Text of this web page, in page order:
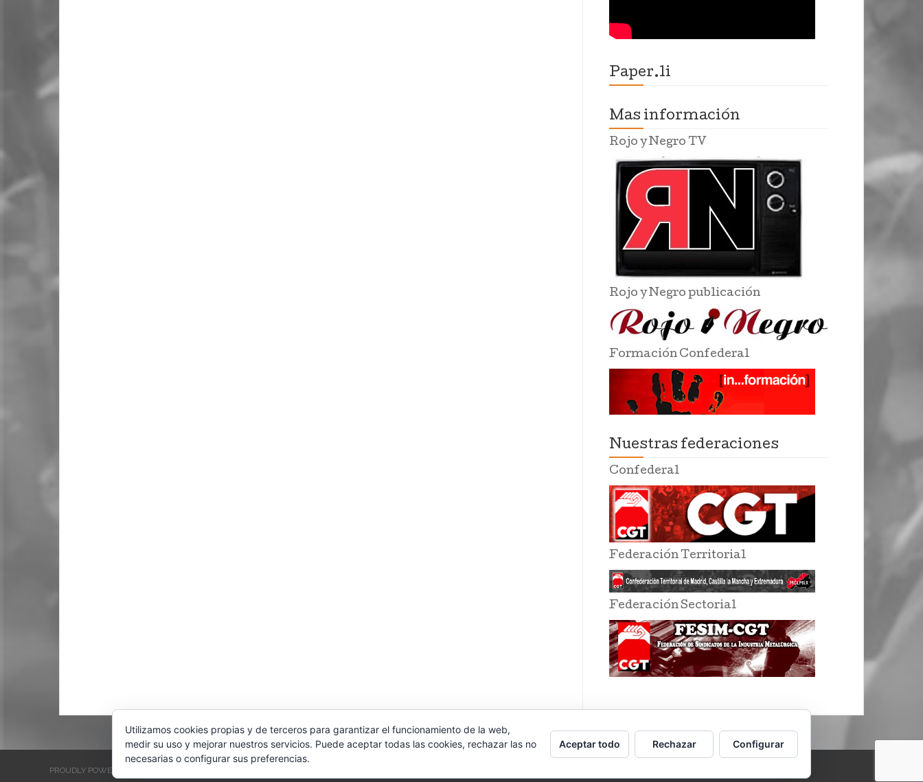
Paper.li
Mas información
Rojo y Negro TV
Rojo y Negro publicación
Formación Confederal
Nuestras federaciones
Confederal
Federación Territorial
Federación Sectorial
PROUDLY POWERED BY WORDPRESS
Utilizamos cookies propias y de terceros para garantizar el funcionamiento de la web,
medir su uso y mejorar nuestros servicios. Puede aceptar todas las cookies, rechazar las no
necesarias o configurar sus preferencias.
Aceptar todo Rechazar Configurar